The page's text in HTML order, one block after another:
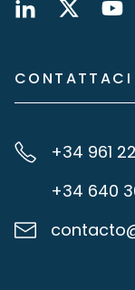
CONTATTACI
+34 961
+34 640